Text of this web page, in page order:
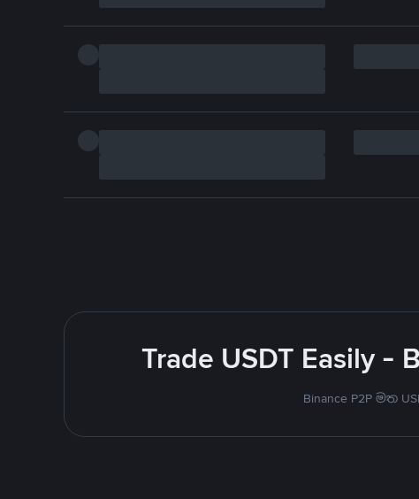
Trade USDT Easily -
Binance P2P